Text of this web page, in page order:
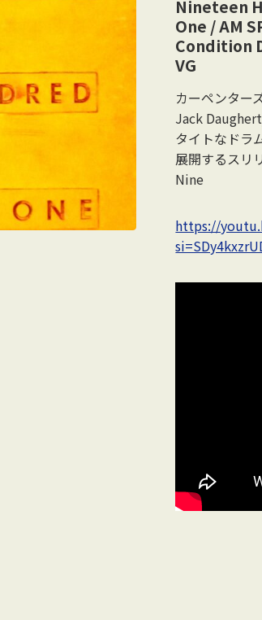
Nineteen
One / AM
Condition
VG
カーペンター
Jack
タイトなドラ
展開するスリ
Nine
https://